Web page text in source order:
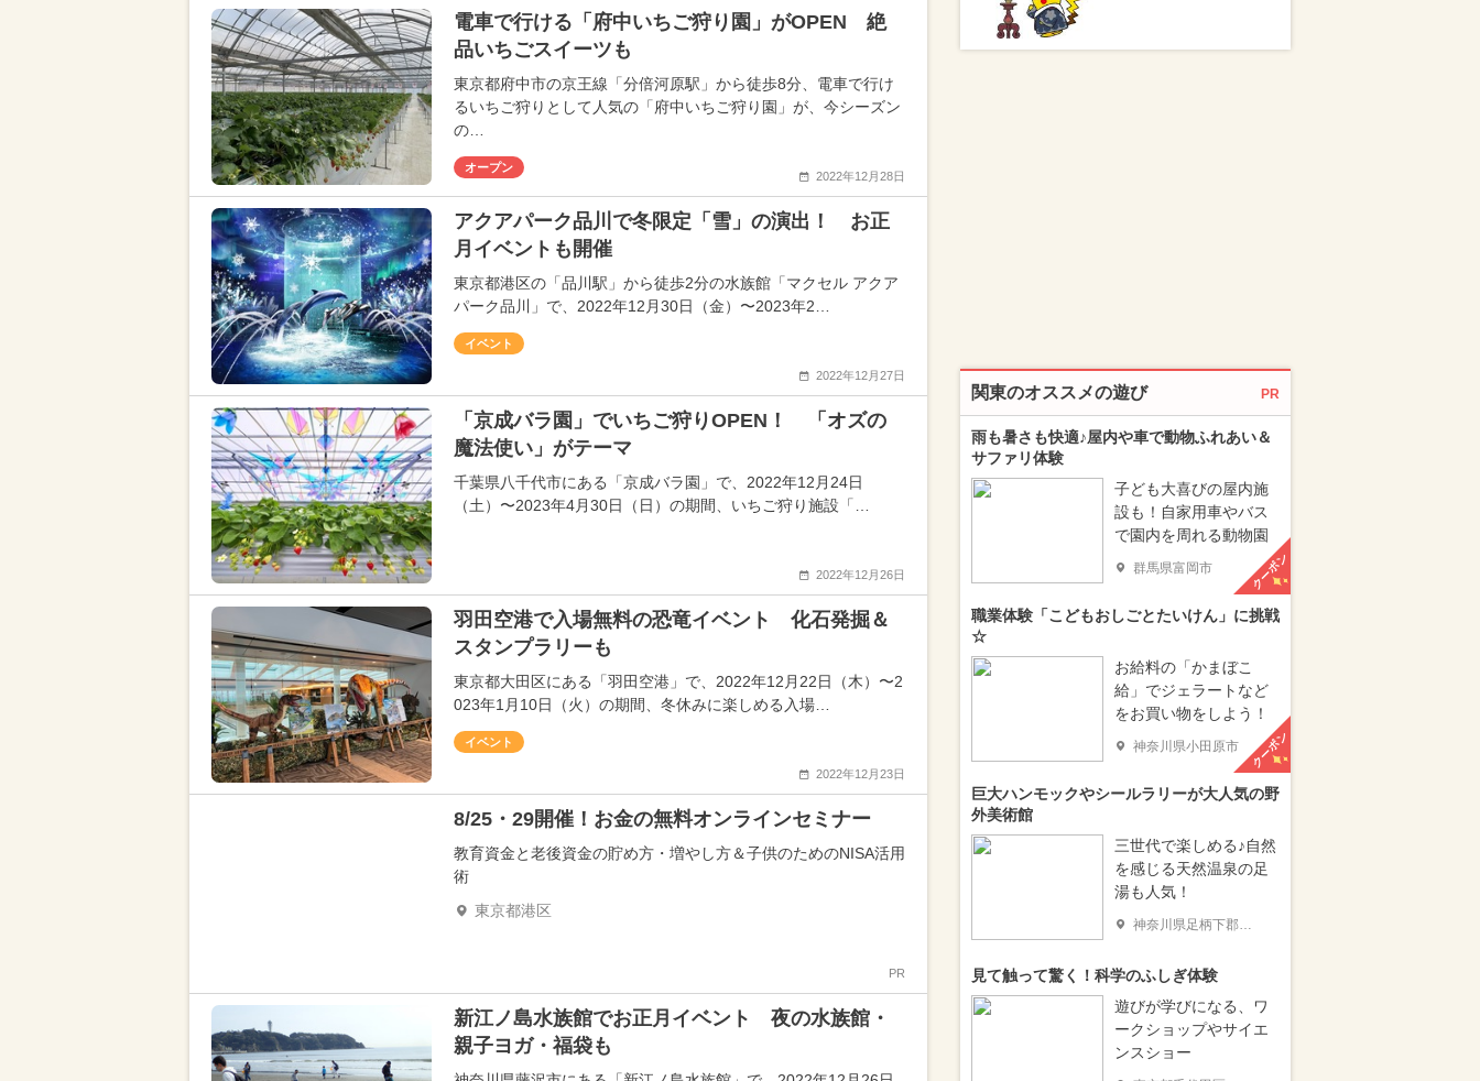
電車で行ける「府中いちご狩り園」がOPEN 絶
品いちごスイーツも
東京都府中市の京王線「分倍河原駅」から徒歩8分、電車で行け
るいちご狩りとして人気の「府中いちご狩り園」が、今シーズン
の…
オープン
2022年12月28日
アクアパーク品川で冬限定「雪」の演出！ お正
月イベントも開催
東京都港区の「品川駅」から徒歩2分の水族館「マクセル アクア
パーク品川」で、2022年12月30日（金）〜2023年2…
イベント
2022年12月27日
「京成バラ園」でいちご狩りOPEN！ 「オズの
魔法使い」がテーマ
千葉県八千代市にある「京成バラ園」で、2022年12月24日
（土）〜2023年4月30日（日）の期間、いちご狩り施設「…
2022年12月26日
羽田空港で入場無料の恐竜イベント 化石発掘＆
スタンプラリーも
東京都大田区にある「羽田空港」で、2022年12月22日（木）〜2
023年1月10日（火）の期間、冬休みに楽しめる入場…
イベント
2022年12月23日
8/25・29開催！お金の無料オンラインセミナー
教育資金と老後資金の貯め方・増やし方＆子供のためのNISA活用
術
東京都港区
PR
新江ノ島水族館でお正月イベント 夜の水族館・
親子ヨガ・福袋も
関東のオススメの遊び PR
雨も暑さも快適♪屋内や車で動物ふれあい＆
サファリ体験
子ども大喜びの屋内施
設も！自家用車やバス
で園内を周れる動物園
群馬県富岡市 クーポン
職業体験「こどもおしごとたいけん」に挑戦
☆
お給料の「かまぼこ
給」でジェラートなど
をお買い物をしよう！
神奈川県小田原市 クーポン
巨大ハンモックやシールラリーが大人気の野
外美術館
三世代で楽しめる♪自然
を感じる天然温泉の足
湯も人気！
神奈川県足柄下郡箱根町
見て触って驚く！科学のふしぎ体験
遊びが学びになる、ワ
ークショップやサイエ
ンスショー